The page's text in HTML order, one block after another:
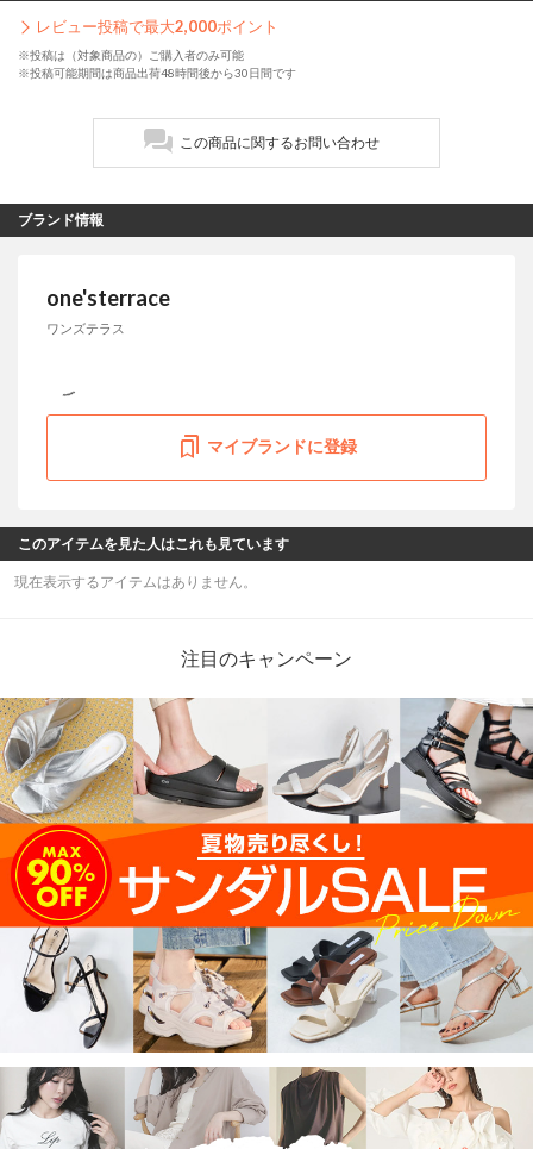
レビュー投稿で最大2,000ポイント
※投稿は（対象商品の）ご購入者のみ可能
※投稿可能期間は商品出荷48時間後から30日間です
この商品に関するお問い合わせ
ブランド情報
one'sterrace
ワンズテラス
マイブランドに登録
このアイテムを見た人はこれも見ています
現在表示するアイテムはありません。
注目のキャンペーン